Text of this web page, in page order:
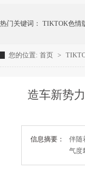
热门关键词： TIKTOK色情
您的位置: 首页 >
造车新势力
信息摘要：
伴随
气度